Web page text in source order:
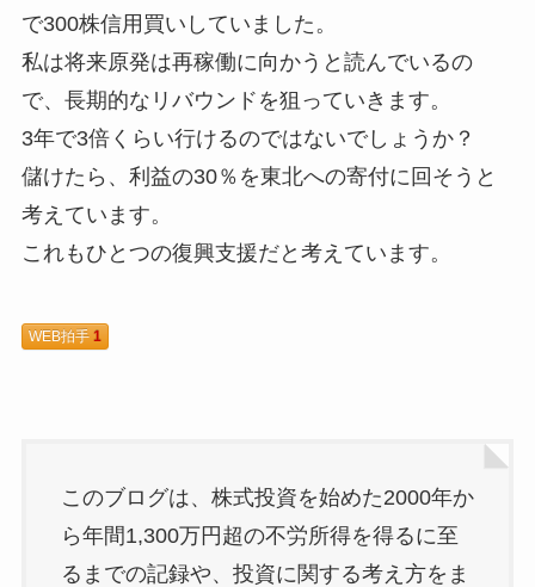
で300株信用買いしていました。
私は将来原発は再稼働に向かうと読んでいるの
で、長期的なリバウンドを狙っていきます。
3年で3倍くらい行けるのではないでしょうか？
儲けたら、利益の30％を東北への寄付に回そうと
考えています。
これもひとつの復興支援だと考えています。
WEB拍手 1
このブログは、株式投資を始めた2000年か
ら年間1,300万円超の不労所得を得るに至
るまでの記録や、投資に関する考え方をま